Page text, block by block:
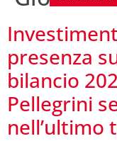
presenza
bilancio
Pellegrini
nell’ultimo